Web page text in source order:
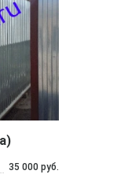
35 000 руб.